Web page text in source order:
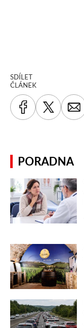
SDÍLET
ČLÁNEK
PORADNA